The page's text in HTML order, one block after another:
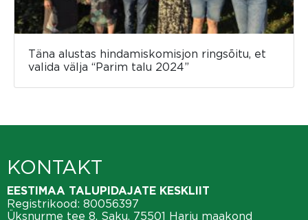
Täna alustas hindamiskomisjon ringsõitu, et
valida välja “Parim talu 2024”
KONTAKT
EESTIMAA TALUPIDAJATE KESKLIIT
Registrikood: 80056397
Üksnurme tee 8, Saku, 75501 Harju maakond